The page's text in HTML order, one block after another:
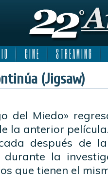
O C I N E S T R E A M I N G
(Jigsaw)
del Miedo»
la anterior
después de
durante la
que tienen el